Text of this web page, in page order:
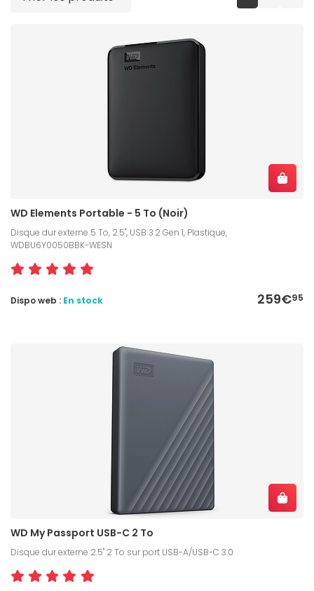
WD Elements Portable - 5 To (Noir)
Disque dur externe 5 To, 2.5", USB 3.2 Gen 1, Plastique,
WDBU6Y0050BBK-WESN
259€95
Dispo web : En stock
WD My Passport USB-C 2 To
Disque dur externe 2.5" 2 To sur port USB-A/USB-C 3.0